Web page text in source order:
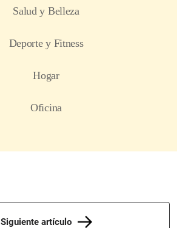
Siguiente artículo